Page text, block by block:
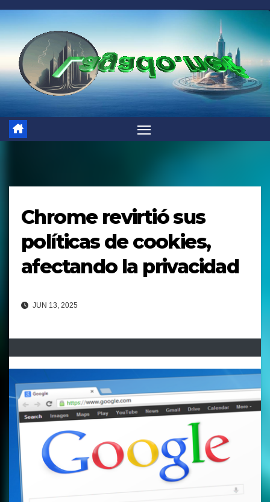
Saltar
al
contenido
Chrome revirtió sus
políticas de cookies,
afectando la privacidad
JUN 13, 2025